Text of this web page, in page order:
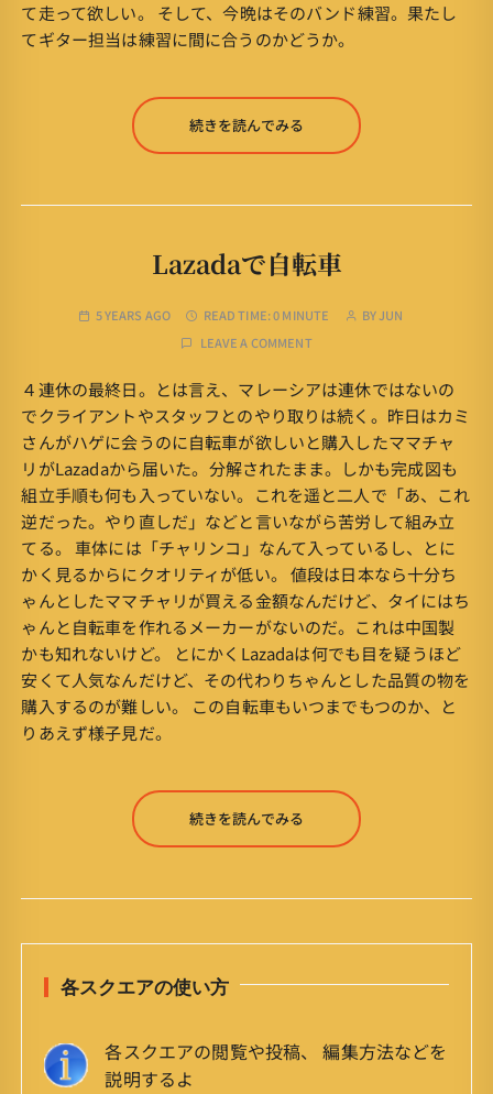
て走って欲しい。 そして、今晩はそのバンド練習。果たし
てギター担当は練習に間に合うのかどうか。
続きを読んでみる
Lazadaで自転車
5 YEARS AGO READ TIME:0 MINUTE BYJUN
LEAVE A COMMENT
４連休の最終日。とは言え、マレーシアは連休ではないの
でクライアントやスタッフとのやり取りは続く。昨日はカミ
さんがハゲに会うのに自転車が欲しいと購入したママチャ
リがLazadaから届いた。分解されたまま。しかも完成図も
組立手順も何も入っていない。これを遥と二人で「あ、これ
逆だった。やり直しだ」などと言いながら苦労して組み立
てる。 車体には「チャリンコ」なんて入っているし、とに
かく見るからにクオリティが低い。 値段は日本なら十分ち
ゃんとしたママチャリが買える金額なんだけど、タイにはち
ゃんと自転車を作れるメーカーがないのだ。これは中国製
かも知れないけど。 とにかくLazadaは何でも目を疑うほど
安くて人気なんだけど、その代わりちゃんとした品質の物を
購入するのが難しい。 この自転車もいつまでもつのか、と
りあえず様子見だ。
続きを読んでみる
各スクエアの使い方
各スクエアの閲覧や投稿、 編集方法などを
説明するよ